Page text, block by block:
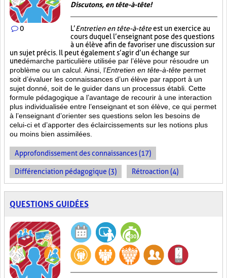
0
Discutons, en tête-à-tête!
L’Entretien en tête-à-têteest un exercice au
cours duquel l’enseignant pose des questions
à un élève afin de favoriser une discussion sur
un sujet précis. Il peut également s’agir d’un échange sur
unedémarche particulière utilisée par l’élève pour résoudre un
problème ou un calcul. Ainsi, l’Entretien en tête-à-tête permet
soit d’évaluer les connaissances d’un élève par rapport à un
sujet donné, soit de le guider dans un processus établi. Cette
formule pédagogique a l’avantage de recourir à une interaction
plus individualisée entre l’enseignant et son élève, ce qui permet
à l’enseignant d’orienter ses questions selon les besoins de
celui-ci et d’apporter des éclaircissements sur les notions plus
ou moins bien assimilées.
Approfondissement des connaissances (17)
Différenciation pédagogique (3) Rétroaction (4)
QUESTIONS GUIDÉES